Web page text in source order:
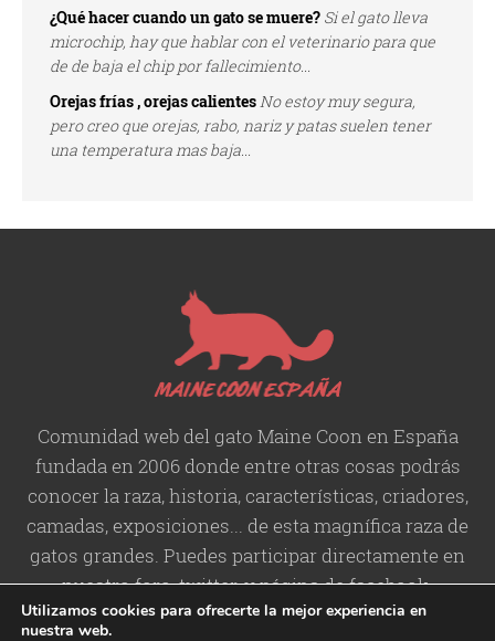
¿Qué hacer cuando un gato se muere? Si el gato lleva
microchip, hay que hablar con el veterinario para que
de de baja el chip por fallecimiento...
Orejas frías , orejas calientesNo estoy muy segura,
pero creo que orejas, rabo, nariz y patas suelen tener
una temperatura mas baja...
Comunidad web del gato Maine Coon en España
fundada en 2006 donde entre otras cosas podrás
conocer la raza, historia,características, criadores,
camadas, exposiciones... de esta magnífica raza de
gatos grandes. Puedes participar directamente en
nuestro foro, twitter, y página de facebook.
Utilizamos cookies para ofrecerte la mejor experiencia en
nuestra web.